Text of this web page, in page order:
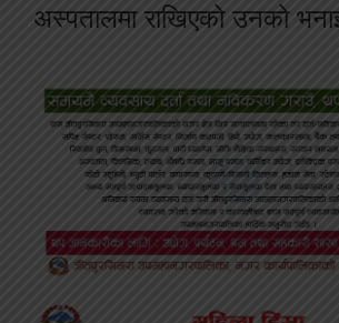
अस्पतालमा राखिएको उनको